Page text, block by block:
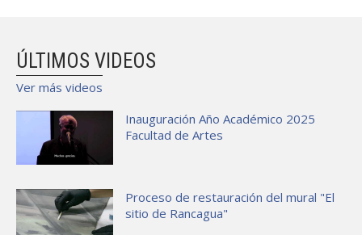
ÚLTIMOS VIDEOS
Ver más videos
Inauguración Año Académico 2025
Facultad de Artes
Proceso de restauración del mural "El
sitio de Rancagua"